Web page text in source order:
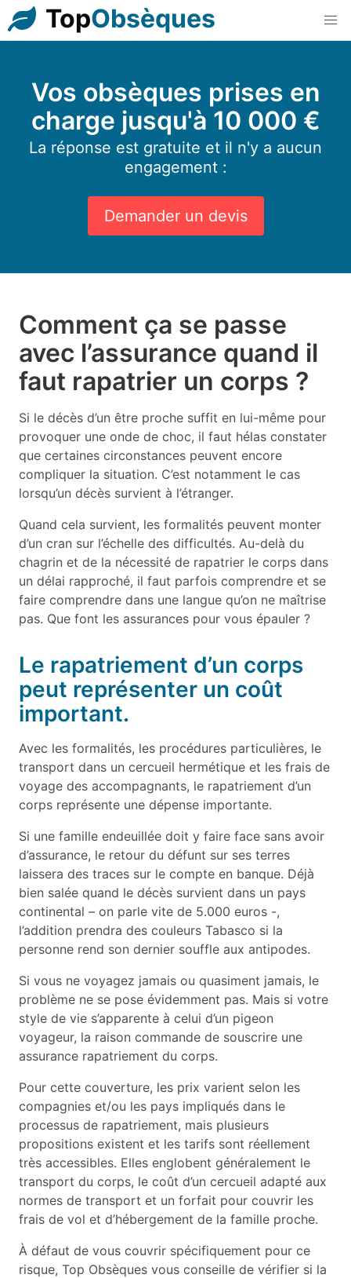
TopObsèques
Vos obsèques prises en
charge jusqu'à 10 000 €
La réponse est gratuite et il n'y a aucun
engagement :
Demander un devis
Comment ça se passe
avec l’assurance quand il
faut rapatrier un corps ?
Si le décès d’un être proche suffit en lui-même pour
provoquer une onde de choc, il faut hélas constater
que certaines circonstances peuvent encore
compliquer la situation. C’est notamment le cas
lorsqu’un décès survient à l’étranger.
Quand cela survient, les formalités peuvent monter
d’un cran sur l’échelle des difficultés. Au-delà du
chagrin et de la nécessité de rapatrier le corps dans
un délai rapproché, il faut parfois comprendre et se
faire comprendre dans une langue qu’on ne maîtrise
pas. Que font les assurances pour vous épauler ?
Le rapatriement d’un corps
peut représenter un coût
important.
Avec les formalités, les procédures particulières, le
transport dans un cercueil hermétique et les frais de
voyage des accompagnants, le rapatriement d’un
corps représente une dépense importante.
Si une famille endeuillée doit y faire face sans avoir
d’assurance, le retour du défunt sur ses terres
laissera des traces sur le compte en banque. Déjà
bien salée quand le décès survient dans un pays
continental – on parle vite de 5.000 euros -,
l’addition prendra des couleurs Tabasco si la
personne rend son dernier souffle aux antipodes.
Si vous ne voyagez jamais ou quasiment jamais, le
problème ne se pose évidemment pas. Mais si votre
style de vie s’apparente à celui d’un pigeon
voyageur, la raison commande de souscrire une
assurance rapatriement du corps.
Pour cette couverture, les prix varient selon les
compagnies et/ou les pays impliqués dans le
processus de rapatriement, mais plusieurs
propositions existent et les tarifs sont réellement
très accessibles. Elles englobent généralement le
transport du corps, le coût d’un cercueil adapté aux
normes de transport et un forfait pour couvrir les
frais de vol et d’hébergement de la famille proche.
À défaut de vous couvrir spécifiquement pour ce
risque, Top Obsèques vous conseille de vérifier si la